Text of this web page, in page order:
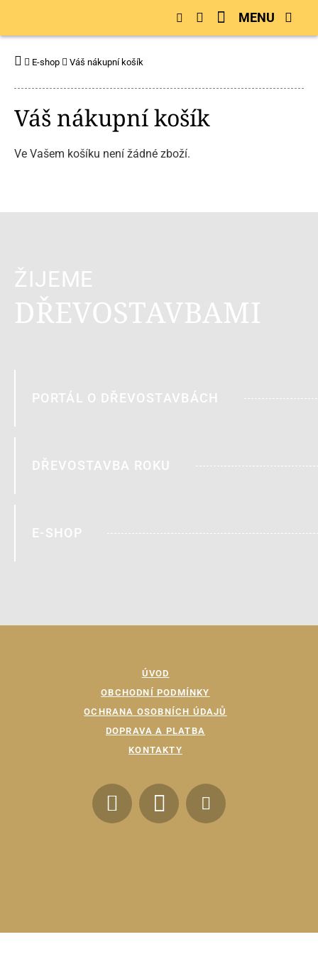
E-shop Váš nákupní košík
Váš nákupní košík
Ve Vašem košíku není žádné zboží.
ŽIJEME
DŘEVOSTAVBAMI
PORTÁL O DŘEVOSTAVBÁCH
DŘEVOSTAVBA ROKU
E-SHOP
ÚVOD
OBCHODNÍ PODMÍNKY
OCHRANA OSOBNÍCH ÚDAJŮ
DOPRAVA A PLATBA
KONTAKTY
MENU